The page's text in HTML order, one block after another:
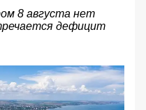
8 августа нет
дефицит